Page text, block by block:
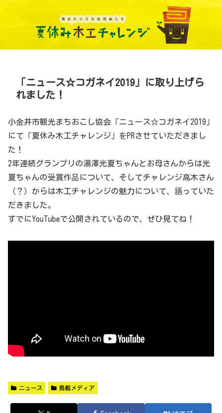
「ニュース☆コガネイ2019」に取り上げら
れました！
小金井市観光まちおこし協会「ニュース☆コガネイ2019」
にて「夏休み木工チャレンジ」をPRさせていただきまし
た！
2年連続グランプリの湯澤光夏ちゃんとお母さんからは光
夏ちゃんの受賞作品について、そしてチャレンジ高木さん
（？）からは木工チャレンジの魅力について、語っていた
だきました。
すでにYouTubeで公開されているので、ぜひ見てね！
ニュース 掲載メディア